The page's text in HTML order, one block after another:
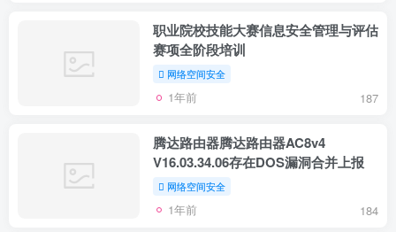
职业院校技能大赛信息安全管理与评估
赛项全阶段培训
网络空间安全
1年前 187
腾达路由器腾达路由器AC8v4
V16.03.34.06存在DOS漏洞合并上报
网络空间安全
1年前 184